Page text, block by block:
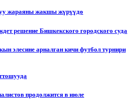
жараяны жакшы жүрүүдө
решение Бишкекского городского суда
элесине арналган кичи футбол турнири
продолжится в июле